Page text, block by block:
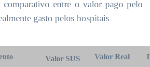
comparativo entre o valor pago pelo
gasto pelos hospitais
Valor SUS Valor Real